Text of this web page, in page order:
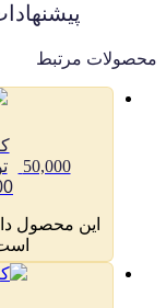
مرتبط
50,000
50,000 تومان
این محصول
است